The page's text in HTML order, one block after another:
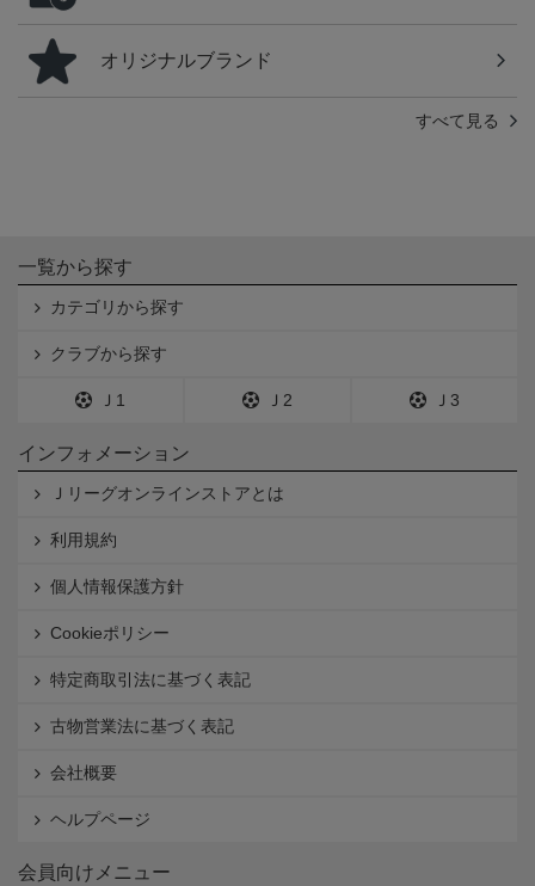
オリジナルブランド
すべて見る
一覧から探す
カテゴリから探す
クラブから探す
Ｊ1 Ｊ2 Ｊ3
インフォメーション
Ｊリーグオンラインストアとは
利用規約
個人情報保護方針
Cookieポリシー
特定商取引法に基づく表記
古物営業法に基づく表記
会社概要
ヘルプページ
会員向けメニュー